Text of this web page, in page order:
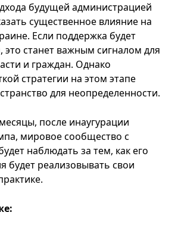
будущей администрацией
существенное влияние на
Если поддержка будет
это станет важным сигналом для
и граждан. Однако
стратегии на этом этапе
для неопределенности.
после инаугурации
мировое сообщество с
наблюдать за тем, как его
будет реализовывать свои